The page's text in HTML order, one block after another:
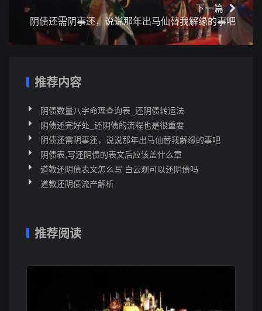
下一篇
阴债还需阴事还，说说那年出马仙替我解缘的事吧
推荐内容
阴债数量八字命理查询表_还阴债转运法
阴债还完好处_还阴债的流程也是很重要
阴债还需阴事还，说说那年出马仙替我解缘的事吧
阴债表,写还阴债的表文后应该盖什么章
道教还阴债表文怎么写 白云观可以还阴债吗
道教还阴债流产解析
推荐阅读